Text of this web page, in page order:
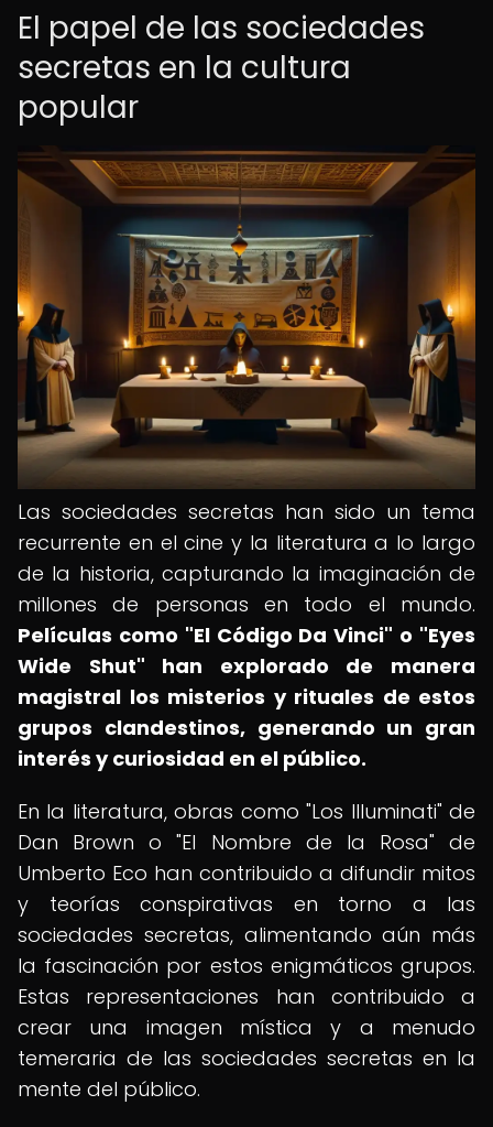
El papel de las sociedades
secretas en la cultura
popular
Las sociedades secretas han sido un tema
recurrente en el cine y la literatura a lo largo
de la historia, capturando la imaginación de
millones de personas en todo el mundo.
Películas como "El Código Da Vinci" o "Eyes
Wide Shut" han explorado de manera
magistral los misterios y rituales de estos
grupos clandestinos, generando un gran
interés y curiosidad en el público.
En la literatura, obras como "Los Illuminati" de
Dan Brown o "El Nombre de la Rosa" de
Umberto Eco han contribuido a difundir mitos
y teorías conspirativas en torno a las
sociedades secretas, alimentando aún más
la fascinación por estos enigmáticos grupos.
Estas representaciones han contribuido a
crear una imagen mística y a menudo
temeraria de las sociedades secretas en la
mente del público.